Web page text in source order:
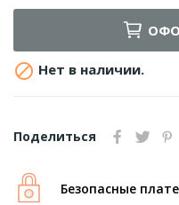
 Нет в наличии.
Поделиться
Безопасные